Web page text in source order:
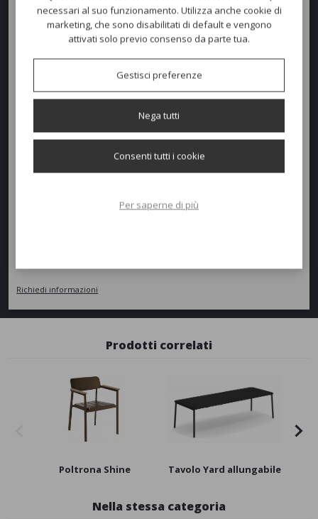
Dimensioni e peso
Profondità:180/292 (56+56)cm
Richiedi un preventivo
Richiedi informazioni
Prodotti correlati
Poltrona Shine Tavolo Yard allungabile
Nella stessa categoria
necessari al suo funzionamento. Utilizza anche cookie di
marketing, che sono disabilitati di default e vengono
attivati solo previo consenso da parte tua.
Gestisci preferenze
Nega tutti
Consenti tutti i cookie
Per saperne di più